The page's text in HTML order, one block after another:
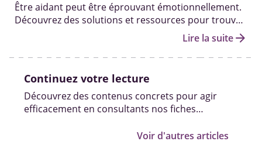
Être aidant peut être éprouvant émotionnellement.
Découvrez des solutions et ressources pour trouver
du soutien psychologique, échanger avec d’autres
aidants et tenir le coup moralement sur la durée.
Lire la suitearrow_forward
Continuez votre lecture
Découvrez des contenus concrets pour agir
efficacement en consultants nos fiches
Voir d'autres articles